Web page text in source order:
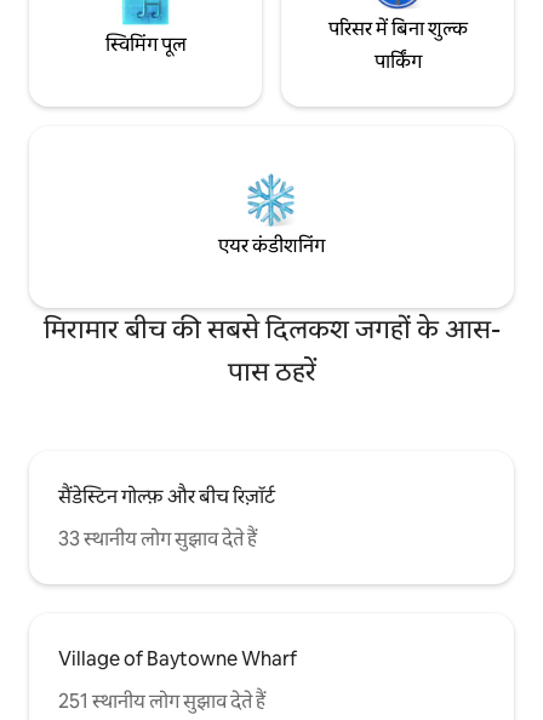
स्विमिंग पूल
परिसर में बिना शुल्क
पार्किंग
एयर कंडीशनिंग
मिरामार बीच की सबसे दिलकश जगहों के आस-
पास ठहरें
सैंडेस्टिन गोल्फ़ और बीच रिज़ॉर्ट
33 स्थानीय लोग सुझाव देते हैं
Village of Baytowne Wharf
251 स्थानीय लोग सुझाव देते हैं